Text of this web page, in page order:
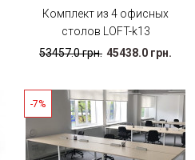
Комплект из 4 офисных
столов LOFT-k13
53457.0 грн. 45438.0 грн.
-7%